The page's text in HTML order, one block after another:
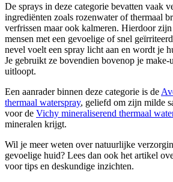
De sprays in deze categorie bevatten vaak
ingrediënten zoals rozenwater of thermaal
verfrissen maar ook kalmeren. Hierdoor
mensen met een gevoelige of snel
nevel voelt een spray licht aan en wordt je
Je gebruikt ze bovendien bovenop je make-
uitloopt.
Een aanrader binnen deze categorie is de
thermaal waterspray, geliefd om zijn milde
voor de Vichy mineraliserend thermaal
mineralen krijgt.
Wil je meer weten over natuurlijke
gevoelige huid? Lees dan ook het artikel
voor tips en deskundige inzichten.